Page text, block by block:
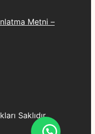
Metni –
Saklıdır